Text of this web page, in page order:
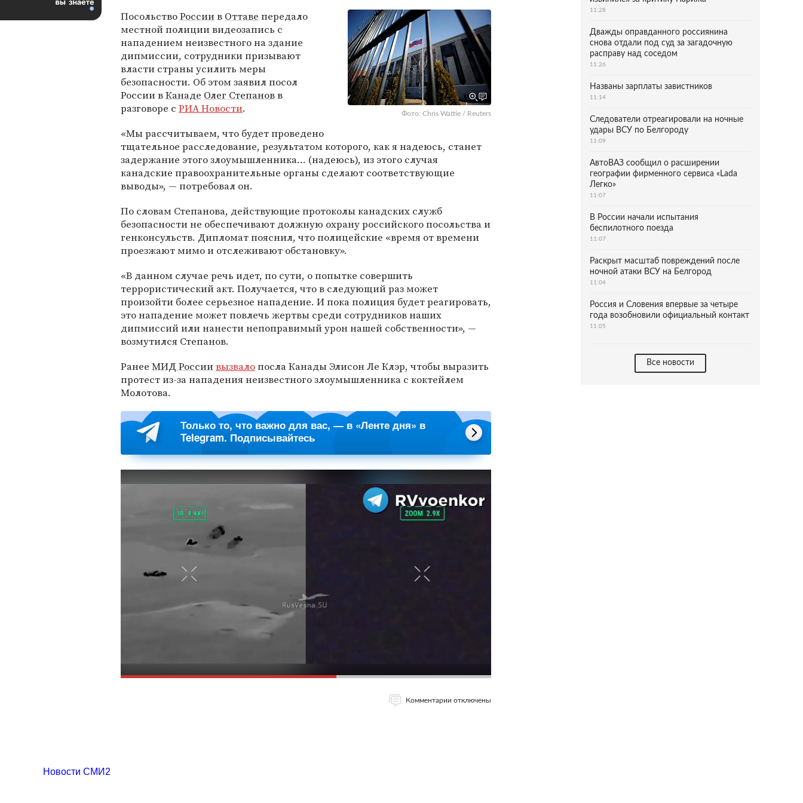
Фото: Chris Wattie / Reuters
ПосольствоРоссиив Оттаве передало
местной полиции видеозапись с
нападением неизвестного на здание
дипмиссии, сотрудники призывают
власти страны усилить меры
безопасности. Об этом заявил посол
России вКанаде Олег Степановв
разговоре с РИА Новости.
«Мы рассчитываем, что будет проведено
тщательное расследование, результатом которого, как я надеюсь, станет
задержание этого злоумышленника... (надеюсь), из этого случая
канадские правоохранительные органы сделают соответствующие
выводы», — потребовал он.
По словам Степанова, действующие протоколы канадских служб
безопасности не обеспечивают должную охрану российского посольства и
генконсульств. Дипломат пояснил, что полицейские «время от времени
проезжают мимо и отслеживают обстановку».
«В данном случае речь идет, по сути, о попытке совершить
террористический акт. Получается, что в следующий раз может
произойти более серьезное нападение. И пока полиция будет реагировать,
это нападение может повлечь жертвы среди сотрудников наших
дипмиссий или нанести непоправимый урон нашей собственности», —
возмутился Степанов.
Ранее МИД Россиивызвалопосла Канады Элисон Ле Клэр, чтобы выразить
протест из-за нападения неизвестного злоумышленника с коктейлем
Молотова.
Только то, что важно для вас, — в «Ленте дня» в
Telegram. Подписывайтесь
Комментарии отключены
11:28
Дважды оправданного россиянина
снова отдали под суд за загадочную
расправу над соседом
11:26
Названы зарплаты завистников
11:14
Следователи отреагировали на ночные
удары ВСУ по Белгороду
11:09
АвтоВАЗ сообщил о расширении
географии фирменного сервиса «Lada
Легко»
11:07
В России начали испытания
беспилотного поезда
11:07
Раскрыт масштаб повреждений после
ночной атаки ВСУ на Белгород
11:04
Россия и Словения впервые за четыре
года возобновили официальный контакт
11:05
Все новости
Новости СМИ2